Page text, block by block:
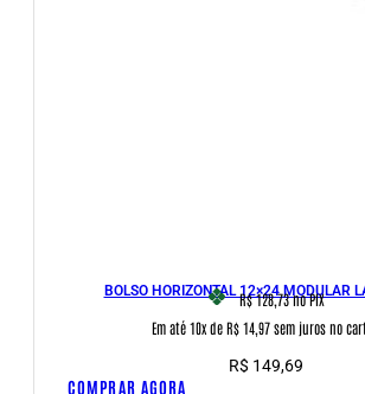
BOLSO HORIZONTAL 12×24 MODULAR
R$ 128,73no PIX
Em até 10x de R$ 14,97 sem juros no
R$ 149,69
COMPRAR AGORA